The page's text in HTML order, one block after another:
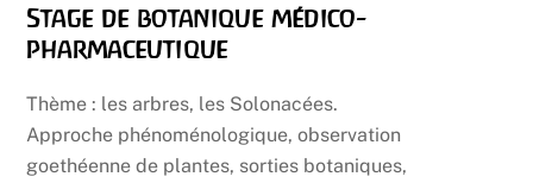
Stage de botanique médico-
pharmaceutique
Thème : les arbres, les Solonacées.
Approche phénoménologique, observation
goethéenne de plantes, sorties botaniques,